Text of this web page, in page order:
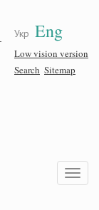
Укр Eng
Low vision version
Search Sitemap
Toggle